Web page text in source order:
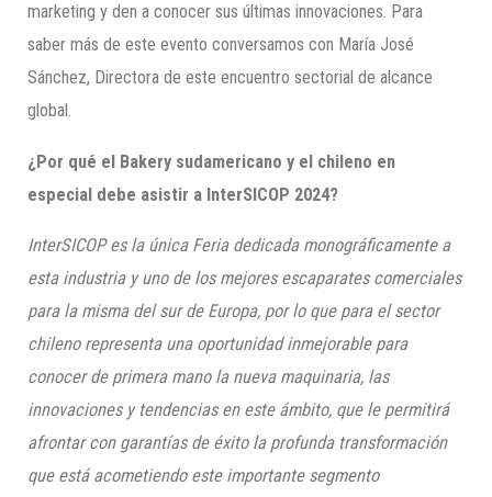
marketing y den a conocer sus últimas innovaciones. Para
saber más de este evento conversamos con María José
Sánchez, Directora de este encuentro sectorial de alcance
global.
¿Por qué el Bakery sudamericano y el chileno en
especial debe asistir a InterSICOP 2024?
InterSICOP es la única Feria dedicada monográficamente a
esta industria y uno de los mejores escaparates comerciales
para la misma del sur de Europa, por lo que para el sector
chileno representa una oportunidad inmejorable para
conocer de primera mano la nueva maquinaria, las
innovaciones y tendencias en este ámbito, que le permitirá
afrontar con garantías de éxito la profunda transformación
que está acometiendo este importante segmento